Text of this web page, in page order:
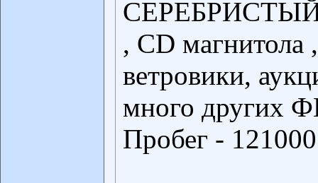
СЕРЕБРИСТЫЙ
, CD магнитола
ветровики,
много других
Пробег -